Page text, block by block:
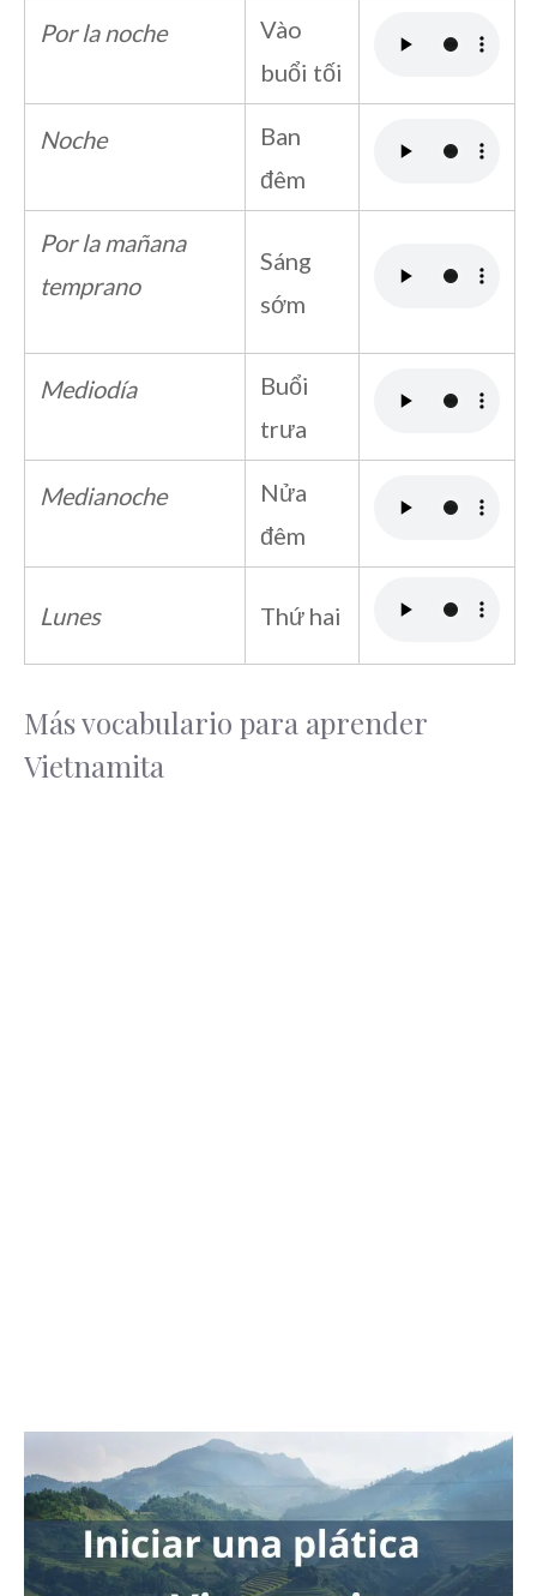
Por la noche
Vào
buổi tối
Noche
Ban
đêm
Por la mañana
temprano
Sáng
sớm
Mediodía
Buổi
trưa
Medianoche
Nửa
đêm
Lunes Thứ hai
Más vocabulario para aprender
Vietnamita